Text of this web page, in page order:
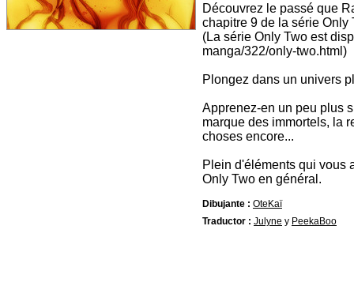
Découvrez le passé que
chapitre 9 de la série Only
(La série Only Two est
manga/322/only-two.html)
Plongez dans un univers
Apprenez-en un peu plus
marque des immortels, la
choses encore...
Plein d'éléments qui vous
Only Two en général.
Dibujante : OteKaï
Traductor : Julyne y PeekaBoo